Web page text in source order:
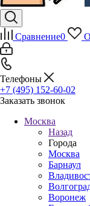
Сравнение0
Телефоны
+7 (495) 152-60-02
Заказать звонок
Москва
Назад
Города
Москва
Барнаул
Воронеж